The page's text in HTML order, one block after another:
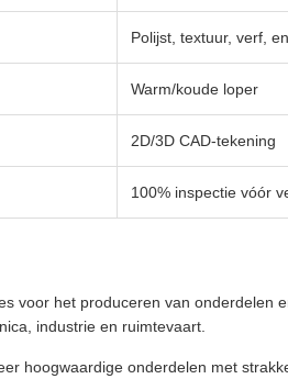
Polijst, textuur, verf,
Warm/koude loper
2D/3D CAD-tekening
100% inspectie vóór
voor het produceren van onderdelen
industrie en ruimtevaart.
hoogwaardige onderdelen met